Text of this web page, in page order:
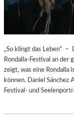
„So klingt das Leben“ –
Rondalla-Festival an
zeigt, was eine Rondalla
können. Daniel Sánchez
Festival- und